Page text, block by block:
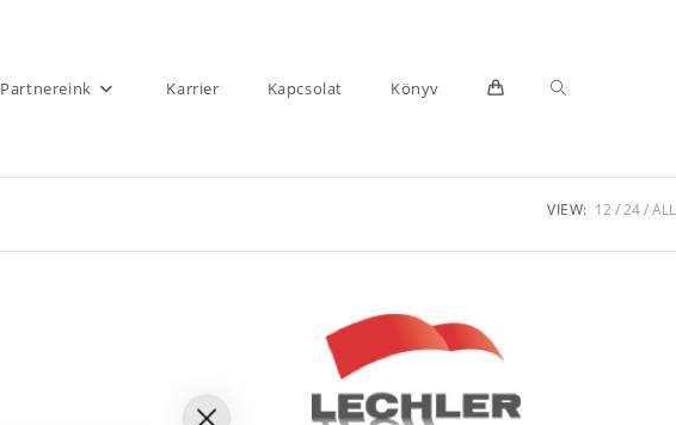
Partnereink Karrier Kapcsolat Könyv Toggle
VIEW: 12 24 ALL